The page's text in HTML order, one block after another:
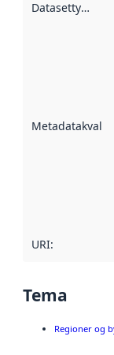
Datasettype
Metadatakvalitet
URI:
Tema
Regioner og